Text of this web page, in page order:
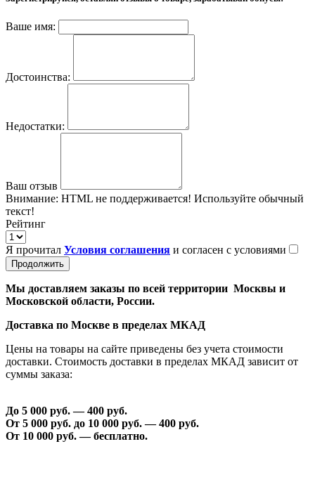
Ваше имя:
Достоинства:
Недостатки:
Ваш отзыв
Внимание: HTML не поддерживается! Используйте обычный
текст!
Рейтинг
Я прочитал Условия соглашения и согласен с условиями
Продолжить
Мы доставляем заказы по всей территории Москвы и
Московской области, России.
Доставка по Москве в пределах МКАД
Цены на товары на сайте приведены без учета стоимости
доставки. Стоимость доставки в пределах МКАД зависит от
суммы заказа:
До 5 000 руб. —400 руб.
От 5 000 руб. до 10 000 руб. —400 руб.
От 10 000 руб. — бесплатно.